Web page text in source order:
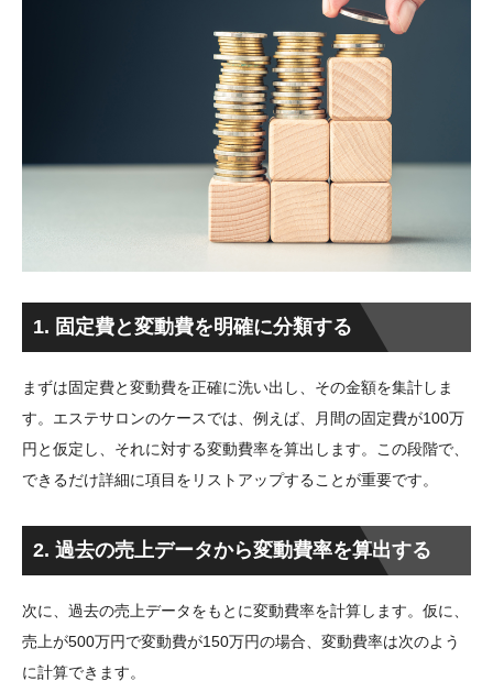
1. 固定費と変動費を明確に分類する
まずは固定費と変動費を正確に洗い出し、その金額を集計しま
す。エステサロンのケースでは、例えば、月間の固定費が100万
円と仮定し、それに対する変動費率を算出します。この段階で、
できるだけ詳細に項目をリストアップすることが重要です。
2. 過去の売上データから変動費率を算出する
次に、過去の売上データをもとに変動費率を計算します。仮に、
売上が500万円で変動費が150万円の場合、変動費率は次のよう
に計算できます。